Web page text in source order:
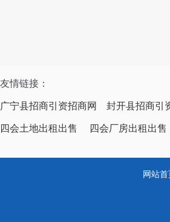
友情链接：
广宁县招商引资招商网 封开县招商引
四会土地出租出售 四会厂房出租出售
网站首